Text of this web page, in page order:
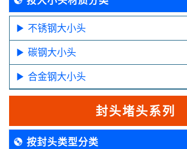
不锈钢大小头
碳钢大小头
合金钢大小头
封头堵头系列
按封头类型分类